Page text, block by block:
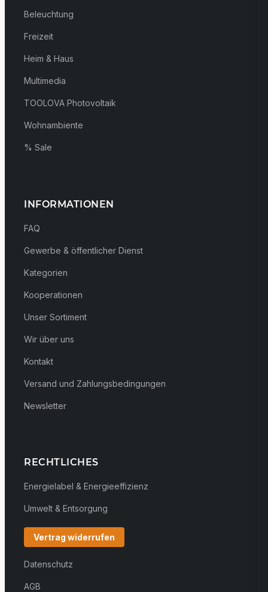
Beleuchtung
Freizeit
Heim & Haus
Multimedia
TOOLOVA Photovoltaik
Wohnambiente
% Sale
INFORMATIONEN
FAQ
Gewerbe & öffentlicher Dienst
Kategorien
Kooperationen
Unser Sortiment
Wir über uns
Kontakt
Versand und Zahlungsbedingungen
Newsletter
RECHTLICHES
Energielabel & Energieeffizienz
Umwelt & Entsorgung
Vertrag widerrufen
Datenschutz
AGB